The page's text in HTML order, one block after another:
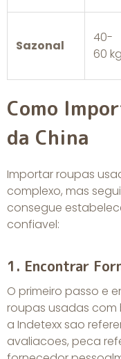
Sazonal
40-
60 kg
Como
da China
Importar roupas
complexo, mas
consegue
confiavel:
1. Encontrar
O primeiro passo e
roupas usadas com
a Indetexxsao
avaliacoes, peca